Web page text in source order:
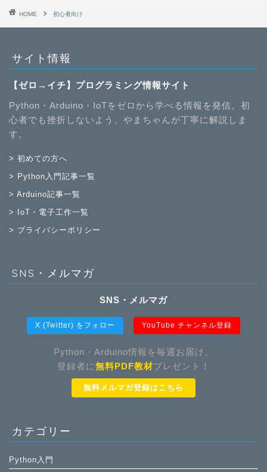
HOME 初心者向け
サイト情報
【ゼロ→イチ】プログラミング情報サイト
Python・Arduino・IoTをゼロから学べる情報を発信。初
心者でも挫折しないよう、やまちゃんが丁寧に解説しま
す。
> 初めての方へ
> Python入門記事一覧
> Arduino記事一覧
> IoT・電子工作一覧
> プライバシーポリシー
SNS・メルマガ
SNS・メルマガ
X (Twitter) をフォロー YouTube チャンネル登録
Python・Arduino情報を毎週お届け。
登録者に無料PDF教材プレゼント！
無料メルマガ登録はこちら
カテゴリー
Python入門